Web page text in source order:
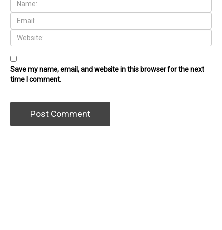
Save my name, email, and website in this browser for the next
time I comment.